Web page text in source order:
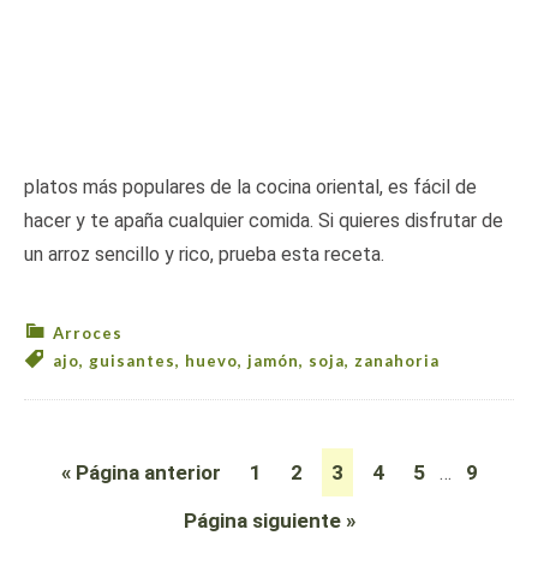
platos más populares de la cocina oriental, es fácil de
hacer y te apaña cualquier comida. Si quieres disfrutar de
un arroz sencillo y rico, prueba esta receta.
Arroces
ajo, guisantes, huevo, jamón, soja, zanahoria
« Página anterior 1 2 3 4 5 …
9
Página siguiente »